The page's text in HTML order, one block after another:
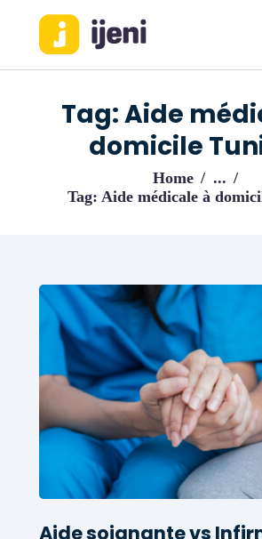
Tag: Aide
domicile
Home
...
Tag: Aide médicale à
ACCUEIL
BLOG
Aide soignante vs